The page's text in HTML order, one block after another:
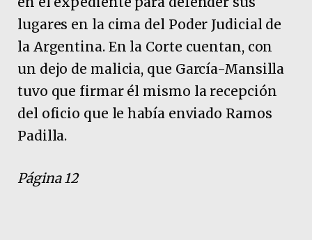
lugares en la cima del Poder Judicial de
la Argentina. En la Corte cuentan, con
un dejo de malicia, que García-Mansilla
tuvo que firmar él mismo la recepción
del oficio que le había enviado Ramos
Padilla.
Página 12